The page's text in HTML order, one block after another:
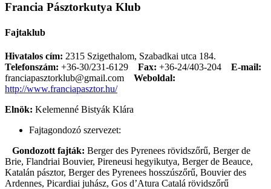
Francia Pásztorkutya Klub
Fajtaklub
Hivatalos cím: 2315 Szigethalom, Szabadkai utca 184.
Telefonszám: +36-30/231-6129 Fax: +36-24/403-204
E-mail:
franciapasztorklub@gmail.com
Weboldal:
http://www.franciapasztor.hu/
Elnök: Kelemenné Bistyák Klára
Fajtagondozó szervezet:
Gondozott fajták: Berger des Pyrenees rövidszőrű, Berger de
Brie, Flandriai Bouvier, Pireneusi hegyikutya, Berger de Beauce,
Katalán pásztor, Berger des Pyrenees hosszúszőrű, Bouvier des
Ardennes, Picardiai juhász, Gos d’Atura Catalá rövidszőrű